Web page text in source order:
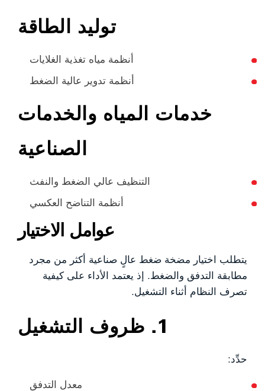
توليد الطاقة
أنظمة مياه تغذية الغلايات
أنظمة تدوير عالية الضغط
خدمات المياه والخدمات
الصناعية
التنظيف عالي الضغط والنفث
أنظمة التناضح العكسي
عوامل الاختيار
يتطلب اختيار مضخة ضغط عالٍ صناعية أكثر من مجرد
مطابقة التدفق والضغط. إذ يعتمد الأداء على كيفية
تصرف النظام أثناء التشغيل.
1. ظروف التشغيل
حدِّد:
معدل التدفق